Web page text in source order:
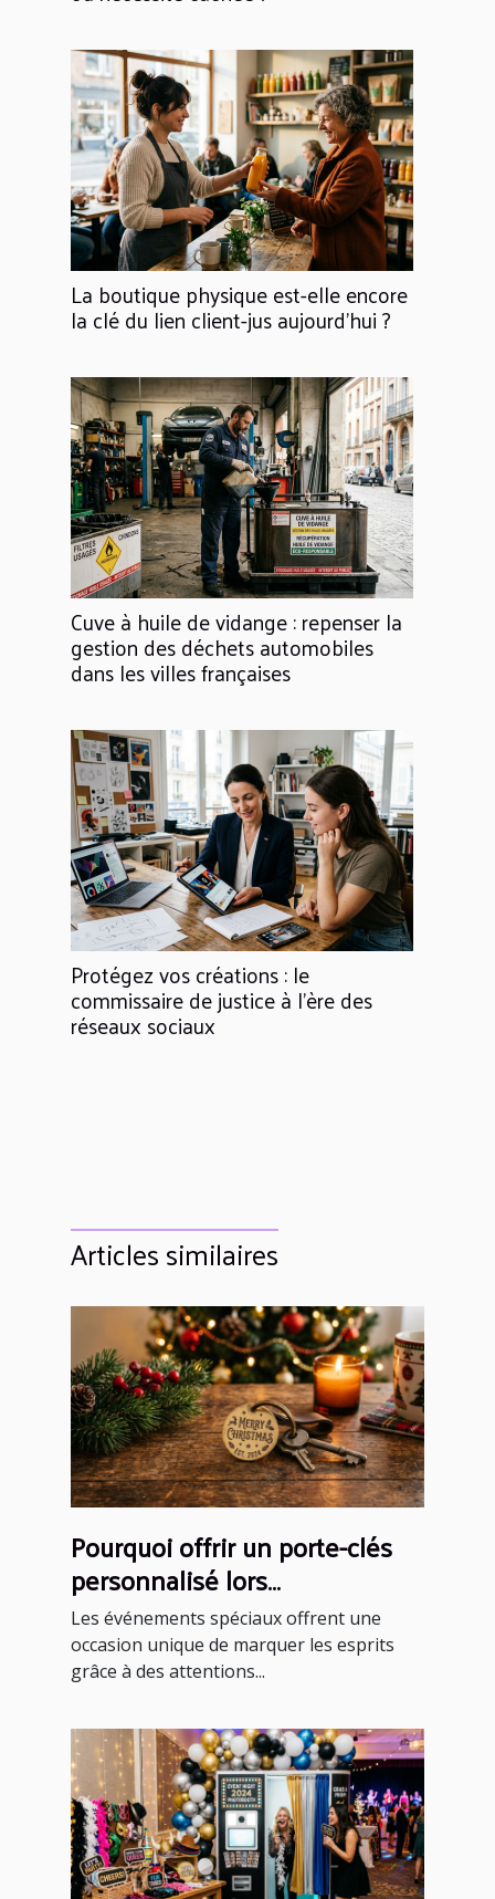
La boutique physique est-elle encore
la clé du lien client-jus aujourd'hui ?
Cuve à huile de vidange : repenser la
gestion des déchets automobiles
dans les villes françaises
Protégez vos créations : le
commissaire de justice à l’ère des
réseaux sociaux
Articles similaires
Pourquoi offrir un porte-clés
personnalisé lors
d'événements spéciaux ?
Les événements spéciaux offrent une
occasion unique de marquer les esprits
grâce à des attentions...